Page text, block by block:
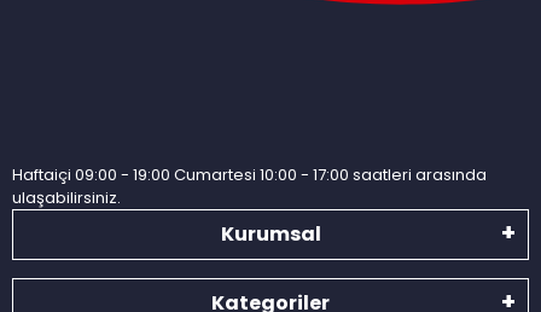
Haftaiçi 09:00 - 19:00 Cumartesi 10:00 - 17:00 saatleri arasında
ulaşabilirsiniz.
Kurumsal
Kategoriler